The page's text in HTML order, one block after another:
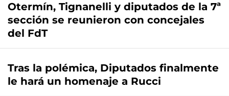
Otermín, Tignanelli y diputados de la 7ª
sección se reunieron con concejales
del FdT
Tras la polémica, Diputados finalmente
le hará un homenaje a Rucci